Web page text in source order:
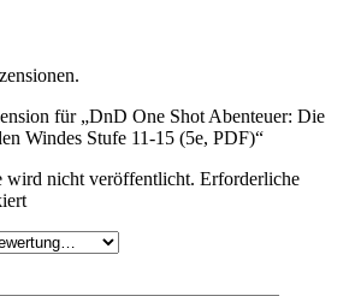
für „DnD One Shot Abenteuer: Die
Windes Stufe 11-15 (5e, PDF)“
wird nicht veröffentlicht. Erforderliche